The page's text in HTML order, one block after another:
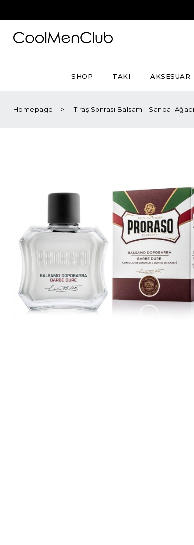
SHOP TAKI AKSESUAR
Homepage Tıraş Sonrası Balsam - Sandal Ağacı